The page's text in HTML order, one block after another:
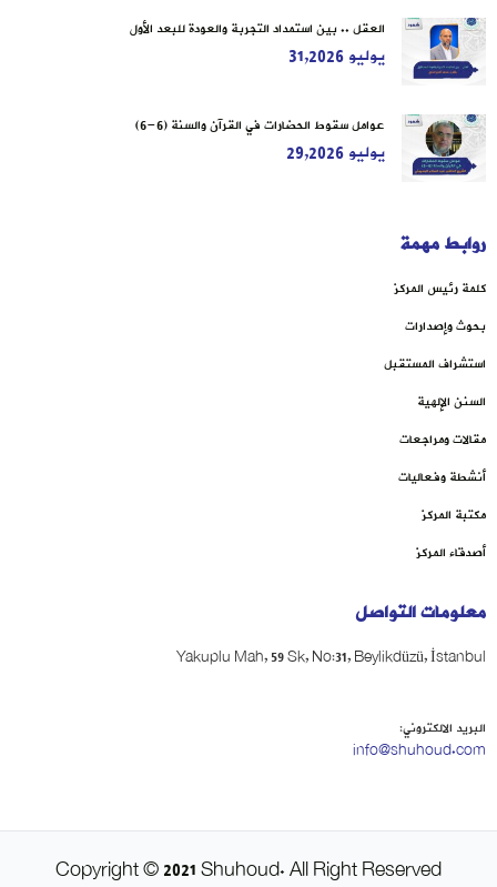
العقل .. بين استمداد التجربة والعودة للبعد الأول
يوليو 31,2026
عوامل سقوط الحضارات في القرآن والسنة (6-6)
يوليو 29,2026
روابط مهمة
كلمة رئيس المركز
بحوث وإصدارات
استشراف المستقبل
السنن الإلهية
مقالات ومراجعات
أنشطة وفعاليات
مكتبة المركز
أصدقاء المركز
معلومات التواصل
Yakuplu Mah, 59 Sk, No:31, Beylikdüzü, İstanbul
البريد الالكتروني:
info@shuhoud.com
Copyright © 2021 Shuhoud. All Right Reserved